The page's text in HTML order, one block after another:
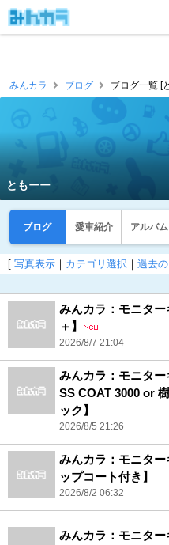
みんカラ ブログ ブログ一覧 [
ともーー
ブログ 愛車紹介 アルバム
[ 写真表示 ｜ カテゴリ選択 ｜ 過去
みんカラ：モニタ
＋】
2026/8/7 21:04
みんカラ：モニタ
SS COAT 3000 or
ック】
2026/8/5 21:26
みんカラ：モニタ
ップコート付き】
2026/8/2 06:32
みんカラ：モニタ